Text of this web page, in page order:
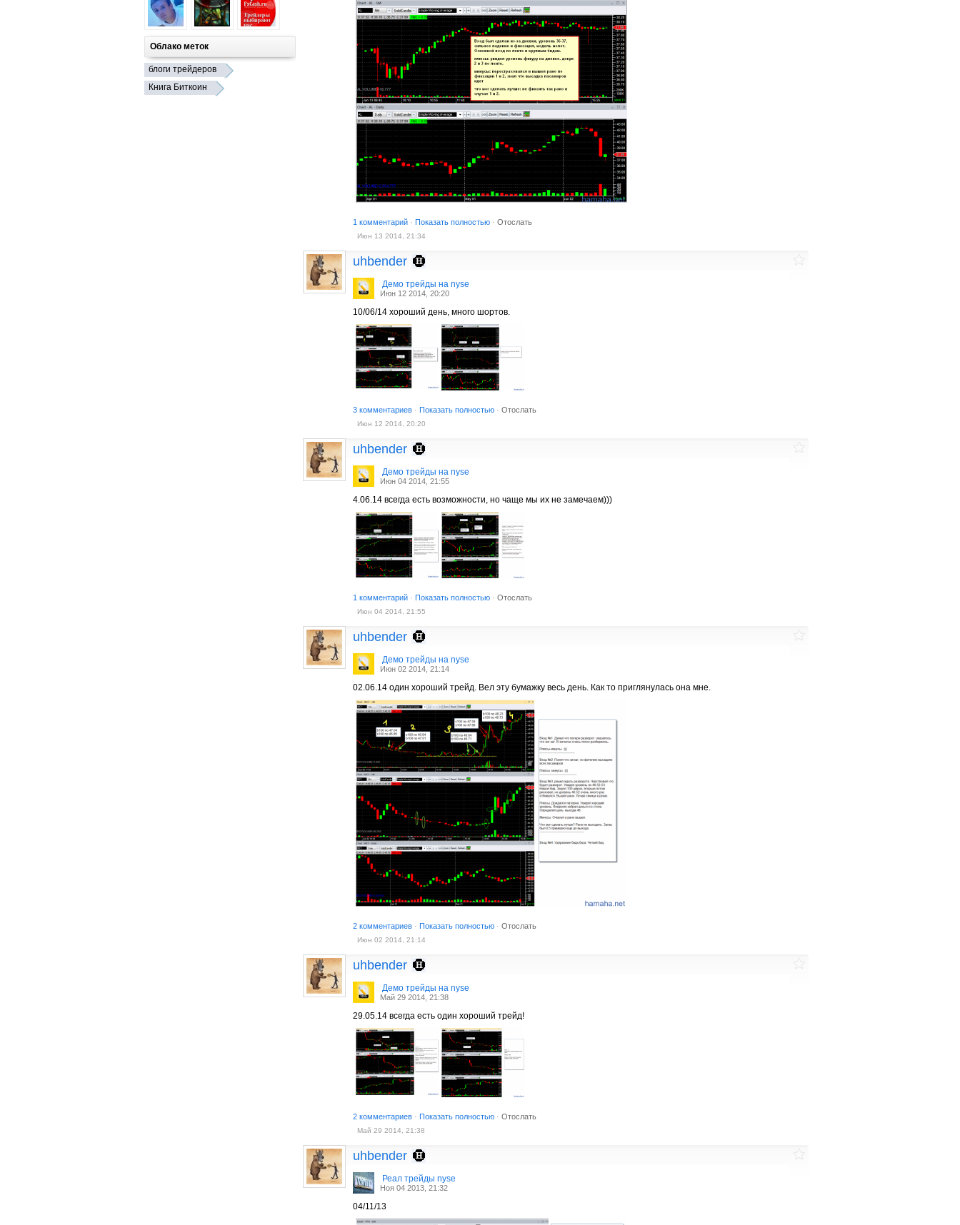
Облако меток
блоги трейдеров
Книга Биткоин
1 комментарий · Показать полностью · Отослать
Июн 13 2014, 21:34
uhbender
Демо трейды на nyse
Июн 12 2014, 20:20
10/06/14 хороший день, много шортов.
3 комментариев · Показать полностью · Отослать
Июн 12 2014, 20:20
uhbender
Демо трейды на nyse
Июн 04 2014, 21:55
4.06.14 всегда есть возможности, но чаще мы их не замечаем)))
1 комментарий · Показать полностью · Отослать
Июн 04 2014, 21:55
uhbender
Демо трейды на nyse
Июн 02 2014, 21:14
02.06.14 один хороший трейд. Вел эту бумажку весь день. Как то приглянулась она мне.
2 комментариев · Показать полностью · Отослать
Июн 02 2014, 21:14
uhbender
Демо трейды на nyse
Май 29 2014, 21:38
29.05.14 всегда есть один хороший трейд!
2 комментариев · Показать полностью · Отослать
Май 29 2014, 21:38
uhbender
Реал трейды nyse
Ноя 04 2013, 21:32
04/11/13